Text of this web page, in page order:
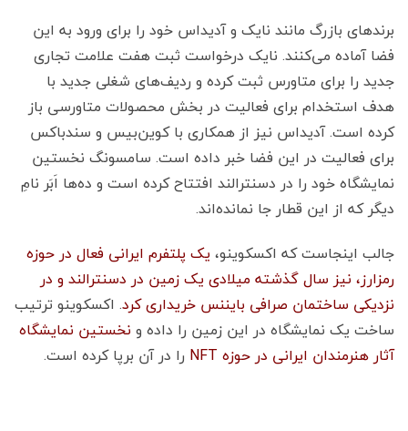
برندهای بازرگ مانند نایک و آدیداس خود را برای ورود به این
فضا آماده می‌کنند. نایک درخواست ثبت هفت علامت تجاری
جدید را برای متاورس ثبت کرده و ردیف‌های شغلی جدید با
هدف استخدام برای فعالیت در بخش محصولات متاورسی باز
کرده است. آدیداس نیز از همکاری با کوین‌بیس و سندباکس
برای فعالیت در این فضا خبر داده است. سامسونگ نخستین
نمایشگاه خود را در دسنترالند افتتاح کرده است و ده‌ها اَبَر نامِ
دیگر که از این قطار جا نمانده‌اند.
جالب اینجاست که اکسکوینو، یک پلتفرم ایرانی فعال در حوزه
رمزارز، نیز سال گذشته میلادی یک زمین در دسنترالند و در
نزدیکی ساختمان صرافی بایننس خریداری کرد. اکسکوینو ترتیب
ساخت یک نمایشگاه در این زمین را داده و نخستین نمایشگاه
آثار هنرمندان ایرانی در حوزه NFT
را در آن برپا کرده است.